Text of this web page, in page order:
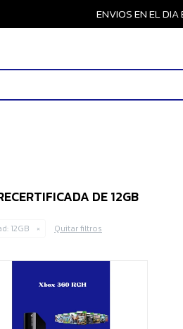
ENVIOS EN EL DIA
DE 12GB
12GB Quitar filtros